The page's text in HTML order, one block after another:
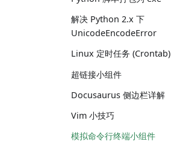
解决 Python 2.x 下
UnicodeEncodeError
Linux 定时任务 (Crontab)
超链接小组件
Docusaurus 侧边栏详解
Vim 小技巧
模拟命令行终端小组件